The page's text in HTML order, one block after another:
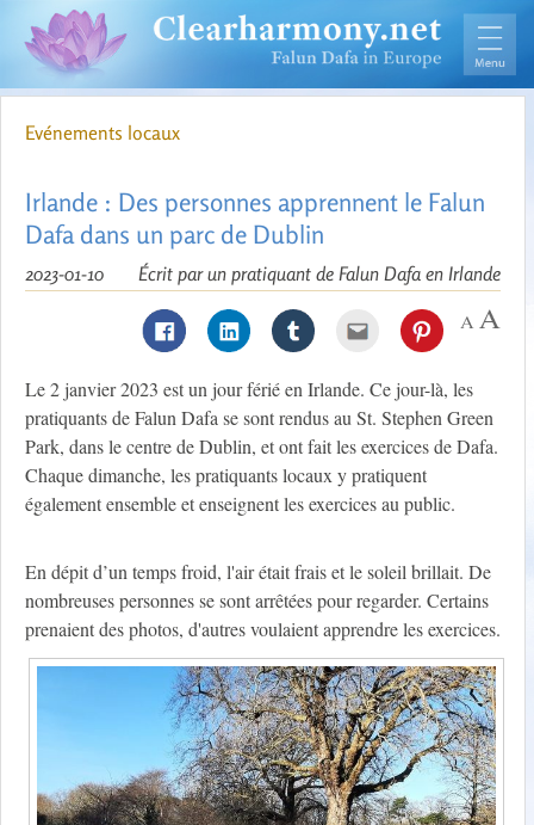
Evénements locaux
Irlande : Des personnes apprennent le Falun
Dafa dans un parc de Dublin
Écrit par un pratiquant de Falun Dafa en Irlande
2023-01-10
Le 2 janvier 2023 est un jour férié en Irlande. Ce jour-là, les
pratiquants de Falun Dafa se sont rendus au St. Stephen Green
Park, dans le centre de Dublin, et ont fait les exercices de Dafa.
Chaque dimanche, les pratiquants locaux y pratiquent
également ensemble et enseignent les exercices au public.
En dépit d’un temps froid, l'air était frais et le soleil brillait. De
nombreuses personnes se sont arrêtées pour regarder. Certains
prenaient des photos, d'autres voulaient apprendre les exercices.